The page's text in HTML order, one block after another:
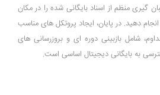
گیری منظم از اسناد بایگانی شده را در مکان‌
دهید. در پایان، ایجاد پروتکل‌ های مناسب
شامل بازبینی دوره ‌ای و بروزرسانی‌ های
به بایگانی دیجیتال اساسی است.